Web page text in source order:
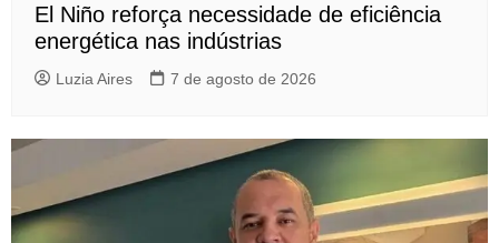
El Niño reforça necessidade de eficiência
energética nas indústrias
Luzia Aires 7 de agosto de 2026